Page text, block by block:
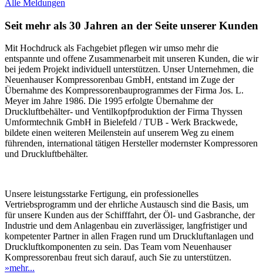
Alle Meldungen
Seit mehr als 30 Jahren an der Seite unserer Kunden
Mit Hochdruck als Fachgebiet pflegen wir umso mehr die
entspannte und offene Zusammenarbeit mit unseren Kunden, die wir
bei jedem Projekt individuell unterstützen. Unser Unternehmen, die
Neuenhauser Kompressorenbau GmbH, entstand im Zuge der
Übernahme des Kompressorenbauprogrammes der Firma Jos. L.
Meyer im Jahre 1986. Die 1995 erfolgte Übernahme der
Druckluftbehälter- und Ventilkopfproduktion der Firma Thyssen
Umformtechnik GmbH in Bielefeld / TUB - Werk Brackwede,
bildete einen weiteren Meilenstein auf unserem Weg zu einem
führenden, international tätigen Hersteller modernster Kompressoren
und Druckluftbehälter.
Unsere leistungsstarke Fertigung, ein professionelles
Vertriebsprogramm und der ehrliche Austausch sind die Basis, um
für unsere Kunden aus der Schifffahrt, der Öl- und Gasbranche, der
Industrie und dem Anlagenbau ein zuverlässiger, langfristiger und
kompetenter Partner in allen Fragen rund um Druckluftanlagen und
Druckluftkomponenten zu sein. Das Team vom Neuenhauser
Kompressorenbau freut sich darauf, auch Sie zu unterstützen.
»mehr...